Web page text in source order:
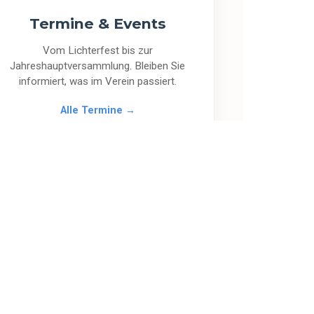
Termine & Events
Vom Lichterfest bis zur
Jahreshauptversammlung. Bleiben Sie
informiert, was im Verein passiert.
Alle Termine →